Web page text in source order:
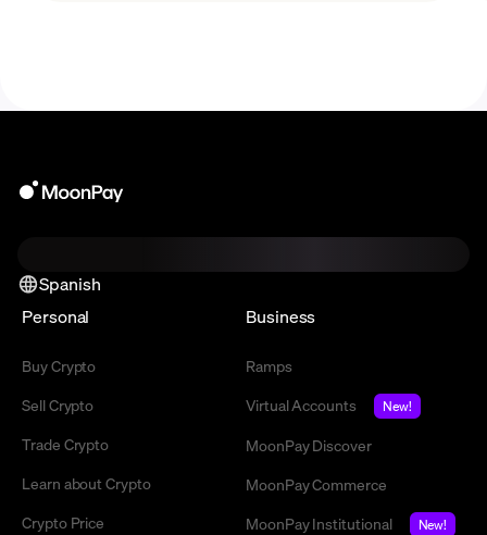
Spanish
Personal
Buy Crypto
Sell Crypto
Trade Crypto
Learn about Crypto
Crypto Price
Business
Ramps
Virtual Accounts
New!
MoonPay Discover
MoonPay Commerce
MoonPay Institutional
New!